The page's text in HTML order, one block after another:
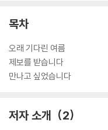
목차
오래 기다린 여름
제보를 받습니다
만나고 싶었습니다
저자 소개 2